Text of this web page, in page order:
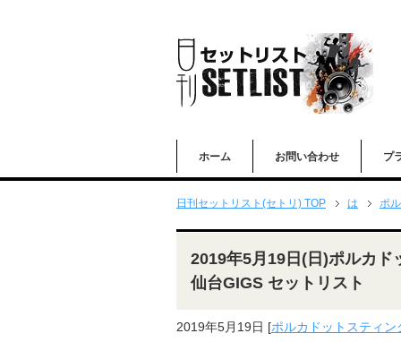
ホーム お問い合わせ プ
日刊セットリスト(セトリ) TOP は ポ
2019年5月19日(日)ポルカド
仙台GIGS セットリスト
2019年5月19日 [ポルカドットスティン